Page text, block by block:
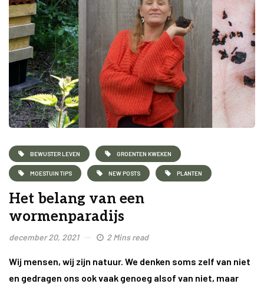
BEWUSTER LEVEN GROENTEN KWEKEN
MOESTUIN TIPS NEW POSTS PLANTEN
Het belang van een
wormenparadijs
december 20, 2021 2 Mins read
Wij mensen, wij zijn natuur. We denken soms zelf van niet
en gedragen ons ook vaak genoeg alsof van niet, maar